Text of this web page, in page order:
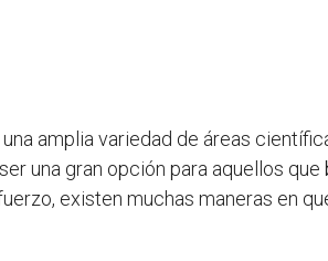
amplia variedad de áreas
una gran opción para aquellos
existen muchas maneras en